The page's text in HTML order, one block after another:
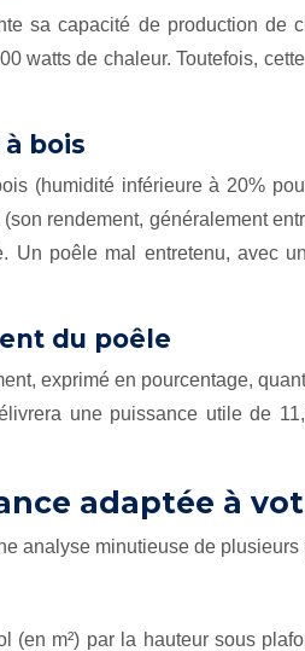
sa capacité de production
watts de chaleur. Toutefois,
bois
(humidité inférieure à 20%
rendement, généralement
poêle mal entretenu, avec
du poêle
exprimé en pourcentage,
une puissance utile de
adaptée à
analyse minutieuse de
m²) par la hauteur sous